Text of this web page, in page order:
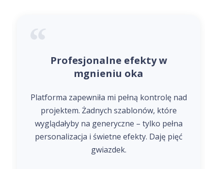
Profesjonalne efekty w
mgnieniu oka
Platforma zapewniła mi pełną kontrolę nad
projektem. Żadnych szablonów, które
wyglądałyby na generyczne – tylko pełna
personalizacja i świetne efekty. Daję pięć
gwiazdek.